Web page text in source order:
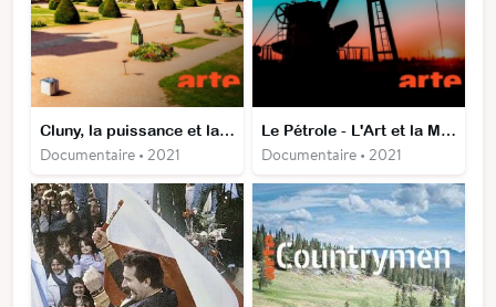
Cluny, la puissance et la pauvreté
Documentaire • 2021
Le Pétrole - L'Art et la Matière
Documentaire • 2021